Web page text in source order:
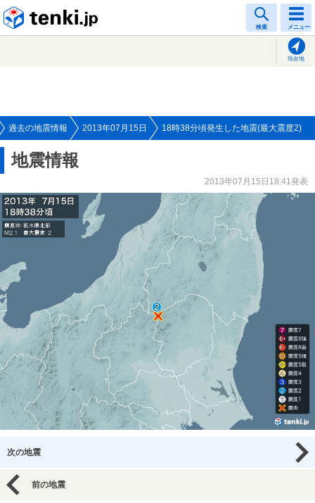
検索 メニュー
現在地
過去の地震情報 2013年07月15日 18時38分頃発生した地震(最大震度2)
地震情報
2013年07月15日18:41発表
次の地震
前の地震